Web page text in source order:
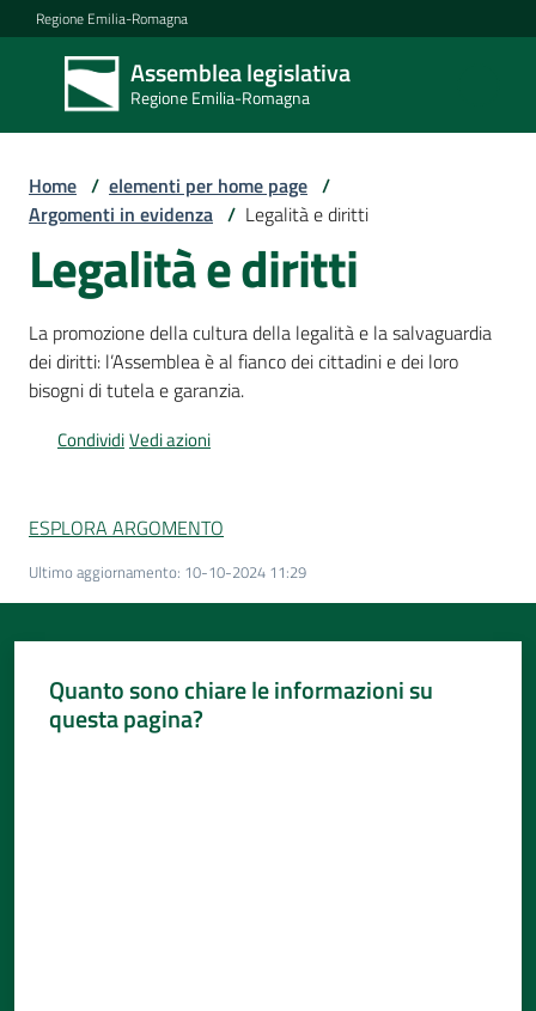
Vai al contenuto
Vai alla navigazione
Vai al footer
Regione Emilia-Romagna
Assemblea legislativa
Regione Emilia-Romagna
Assemblea
legislativa
Regione Emilia-
Assemblea
Attività
Argomenti
Per
i
media
cittadini
Home / elementi per home page /
Argomenti in evidenza / Legalità e diritti
Legalità e diritti
La promozione della cultura della legalità e la salvaguardia
dei diritti: l’Assemblea è al fianco dei cittadini e dei loro
bisogni di tutela e garanzia.
CondividiVedi azioni
ESPLORA ARGOMENTO
Ultimo aggiornamento: 10-10-2024 11:29
Quanto sono chiare le informazioni su
questa pagina?